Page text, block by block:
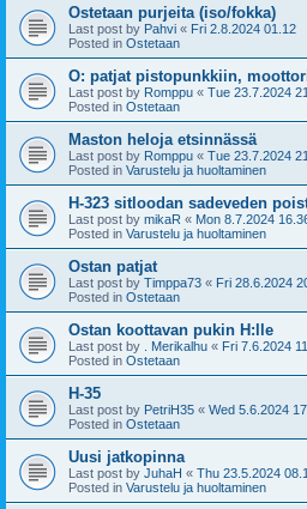
Ostetaan purjeita (iso/fokka)
Last post by Pahvi « Fri 2.8.2024 01.12
Posted in Ostetaan
O: patjat pistopunkkiin,
Last post by Romppu « Tue 23.7.2024
Posted in Ostetaan
Maston heloja etsinnässä
Last post by Romppu « Tue 23.7.2024
Posted in Varustelu ja huoltaminen
H-323 sitloodan sadeveden
Last post by mikaR « Mon 8.7.2024
Posted in Varustelu ja huoltaminen
Ostan patjat
Last post by Timppa73 « Fri 28.6.2024
Posted in Ostetaan
Ostan koottavan pukin H:lle
Last post by . Merikalhu « Fri 7.6.2024
Posted in Ostetaan
H-35
Last post by PetriH35 « Wed 5.6.2024
Posted in Ostetaan
Uusi jatkopinna
Last post by JuhaH « Thu 23.5.2024
Posted in Varustelu ja huoltaminen